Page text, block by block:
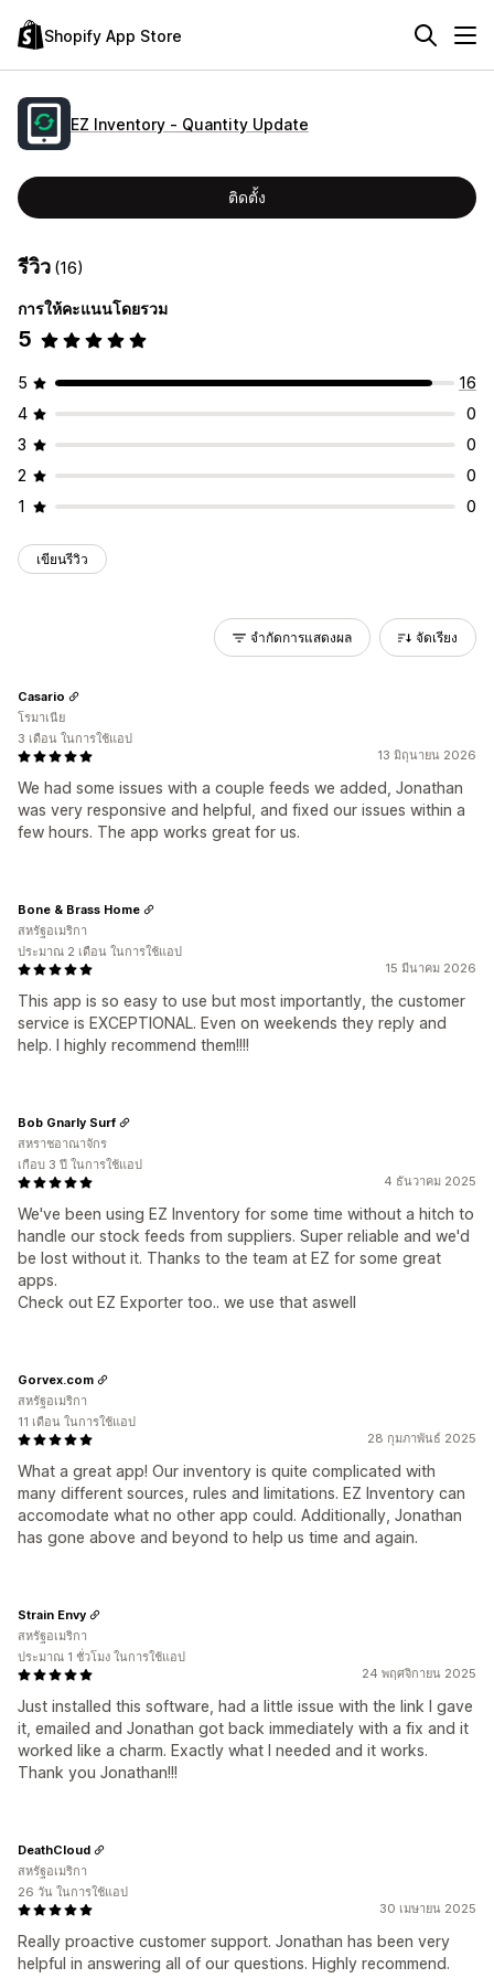
Shopify App Store
EZ Inventory ‑ Quantity Update
ติดตั้ง
รีวิว (16)
การให้คะแนนโดยรวม
5
5
16
4
0
3
0
2
0
1
0
เขียนรีวิว
จำกัดการแสดงผล จัดเรียง
13 มิถุนายน 2026
We had some issues with a couple feeds we added, Jonathan
was very responsive and helpful, and fixed our issues within a
few hours. The app works great for us.
Casario
โรมาเนีย
3 เดือน ในการใช้แอป
15 มีนาคม 2026
This app is so easy to use but most importantly, the customer
service is EXCEPTIONAL. Even on weekends they reply and
help. I highly recommend them!!!!
Bone & Brass Home
สหรัฐอเมริกา
ประมาณ 2 เดือน ในการใช้แอป
4 ธันวาคม 2025
We've been using EZ Inventory for some time without a hitch to
handle our stock feeds from suppliers. Super reliable and we'd
be lost without it. Thanks to the team at EZ for some great
apps.
Check out EZ Exporter too.. we use that aswell
Bob Gnarly Surf
สหราชอาณาจักร
เกือบ 3 ปี ในการใช้แอป
28 กุมภาพันธ์ 2025
What a great app! Our inventory is quite complicated with
many different sources, rules and limitations. EZ Inventory can
accomodate what no other app could. Additionally, Jonathan
has gone above and beyond to help us time and again.
Gorvex.com
สหรัฐอเมริกา
11 เดือน ในการใช้แอป
24 พฤศจิกายน 2025
Just installed this software, had a little issue with the link I gave
it, emailed and Jonathan got back immediately with a fix and it
worked like a charm. Exactly what I needed and it works.
Thank you Jonathan!!!
Strain Envy
สหรัฐอเมริกา
ประมาณ 1 ชั่วโมง ในการใช้แอป
30 เมษายน 2025
Really proactive customer support. Jonathan has been very
helpful in answering all of our questions. Highly recommend.
DeathCloud
สหรัฐอเมริกา
26 วัน ในการใช้แอป